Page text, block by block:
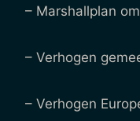
– Marshallplan
– Verhogen
– Verhogen